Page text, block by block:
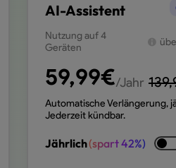
AI-Assistent
Nutzung auf 4
Geräten
59,99€/Jahr
Automatische Verlängerung,
Jederzeit kündbar.
Jährlich(spart 42%)